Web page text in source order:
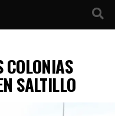
COLONIAS
SALTILLO